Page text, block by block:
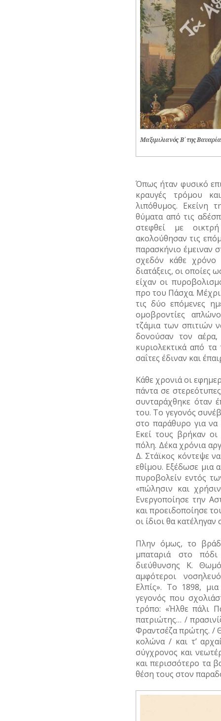
Μαξιμιλιανός Β΄ της
Όπως ήταν φυσικό
κραυγές τρόμου
λιπόθυμος. Εκείνη
θύματα από τις
στεφθεί με
ακολούθησαν τις
παρασκήνιο έμειναν
σχεδόν κάθε χρόνο
διατάξεις, οι
είχαν οι
προ του Πάσχα. Μέχρι
τις δύο επόμενες
ομοβροντίες
τζάμια των σπιτιών
δονούσαν τον
κυριολεκτικά από
σαΐτες έδιναν και
Κάθε χρονιά οι
πάντα σε
συνταράχθηκε όταν
του. Το γεγονός
στο παράθυρο για
Εκεί τους βρήκαν
πόλη. Δέκα χρόνια
Δ. Στάϊκος κόντεψε
εθίμου. Εξέδωσε μια
πυροβολείν εντός
«πώλησιν και
Ενεργοποίησε την
και προειδοποίησε
οι ίδιοι θα
Πλην όμως, το
μπαταριά στο
διεύθυνσης Κ.
αμφότεροι
Ελπίς». Το 1898,
γεγονός που
τρόπο: «Ήλθε πάλι
πατριώτης… /
Φραντσέζα πρώτης. /
κολώνα / και τ’
σύγχρονος και
και περισσότερο τα
θέση τους στον